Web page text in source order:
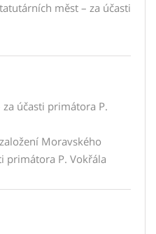
měst – za účasti
účasti primátora P.
Moravského
primátora P. Vokřála